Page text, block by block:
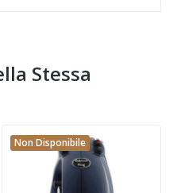
Stessa
Non Disponibile